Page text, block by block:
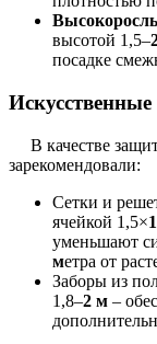
высотой 1,5–
посадке
В качестве
зарекомендовали:
Сетки и
ячейкой 1,5×
уменьшают
метра от
Заборы из
1,8–2 м –